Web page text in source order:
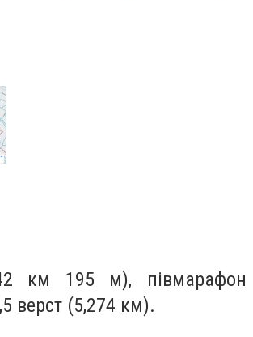
км 195 м), півмарафон
верст (5,274 км).